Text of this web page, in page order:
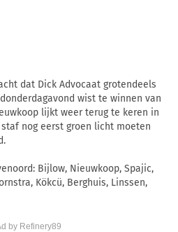
dat Dick Advocaat grotendeels
wist te winnen van
lijkt weer terug te keren in
nog eerst groen licht moeten
Bijlow, Nieuwkoop, Spajic,
Kökcü, Berghuis, Linssen,
by Refinery89